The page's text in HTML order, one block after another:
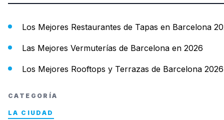
Los Mejores Restaurantes de Tapas en Barcelona
Las Mejores Vermuterías de Barcelona en 2026
Los Mejores Rooftops y Terrazas de Barcelona 2026
CATEGORÍA
LA CIUDAD